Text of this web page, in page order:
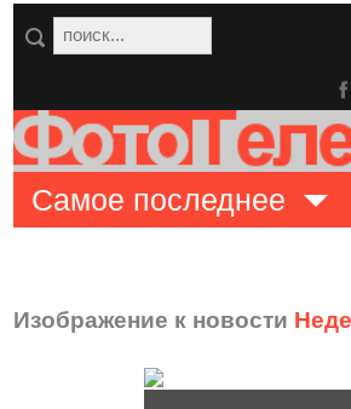
Самое последнее
Изображение к новости